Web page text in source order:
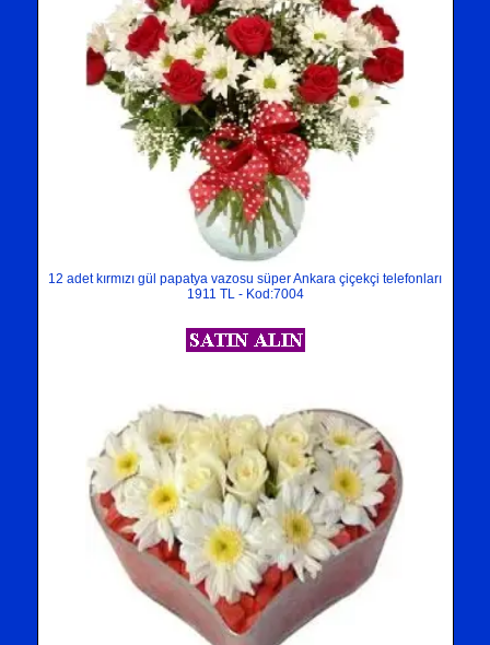
12 adet kırmızı gül papatya vazosu süper Ankara çiçekçi telefonları
1911 TL - Kod:7004